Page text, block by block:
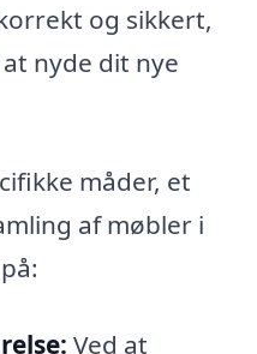
og sikkert,
nyde dit nye
måder, et
af møbler i
Ved at